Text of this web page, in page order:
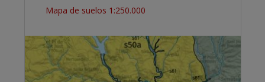
Mapa de suelos 1:250.000